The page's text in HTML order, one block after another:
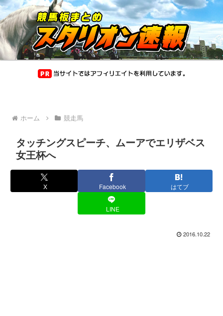
ホーム 競走馬
タッチングスピーチ、ムーアでエリザベス
女王杯へ
X Facebook はてブ
LINE
2016.10.22